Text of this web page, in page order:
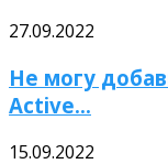
27.09.2022
Не могу
Active...
15.09.2022